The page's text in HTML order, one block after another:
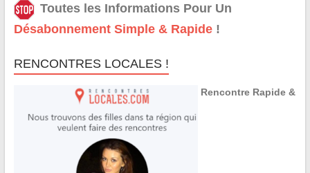
Toutes les Informations Pour Un
Désabonnement Simple & Rapide!
RENCONTRES LOCALES !
Rencontre Rapide &